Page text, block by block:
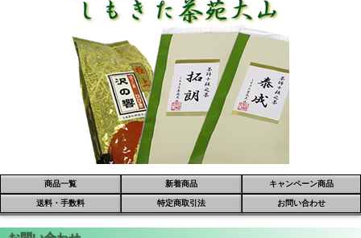
商品一覧 新着商品 キャンペーン商品
送料・手数料 特定商取引法 お問い合わせ